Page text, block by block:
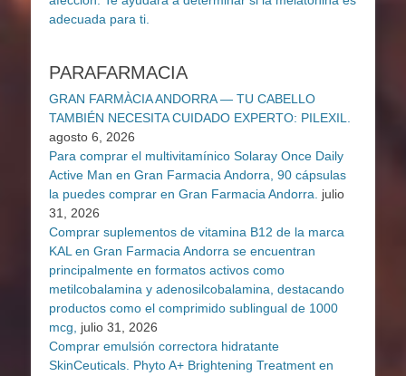
PARAFARMACIA
GRAN FARMÀCIA ANDORRA — TU CABELLO
TAMBIÉN NECESITA CUIDADO EXPERTO: PILEXIL.
agosto 6, 2026
Para comprar el multivitamínico Solaray Once Daily
Active Man en Gran Farmacia Andorra, 90 cápsulas
la puedes comprar en Gran Farmacia Andorra.
julio
31, 2026
Comprar suplementos de vitamina B12 de la marca
KAL en Gran Farmacia Andorra se encuentran
principalmente en formatos activos como
metilcobalamina y adenosilcobalamina, destacando
productos como el comprimido sublingual de 1000
mcg,
julio 31, 2026
Comprar emulsión correctora hidratante
SkinCeuticals. Phyto A+ Brightening Treatment en